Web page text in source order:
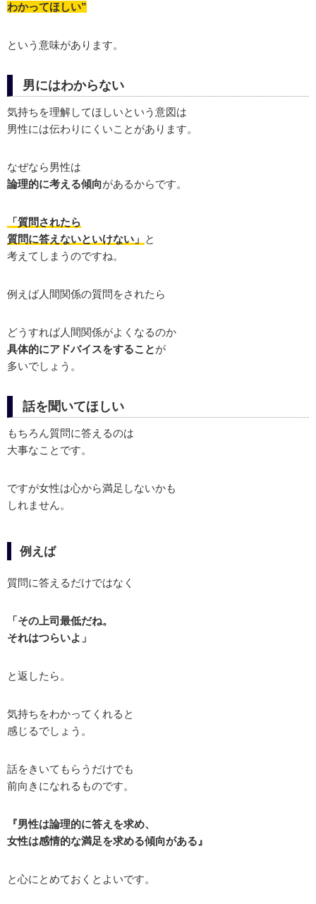
わかってほしい”
という意味があります。
男にはわからない
気持ちを理解してほしいという意図は
男性には伝わりにくいことがあります。
なぜなら男性は
論理的に考える傾向があるからです。
「質問されたら
質問に答えないといけない」 と
考えてしまうのですね。
例えば人間関係の質問をされたら
どうすれば人間関係がよくなるのか
具体的にアドバイスをすることが
多いでしょう。
話を聞いてほしい
もちろん質問に答えるのは
大事なことです。
ですが女性は心から満足しないかも
しれません。
例えば
質問に答えるだけではなく
「その上司最低だね。
それはつらいよ」
と返したら。
気持ちをわかってくれると
感じるでしょう。
話をきいてもらうだけでも
前向きになれるものです。
『男性は論理的に答えを求め、
女性は感情的な満足を求める傾向がある』
と心にとめておくとよいです。